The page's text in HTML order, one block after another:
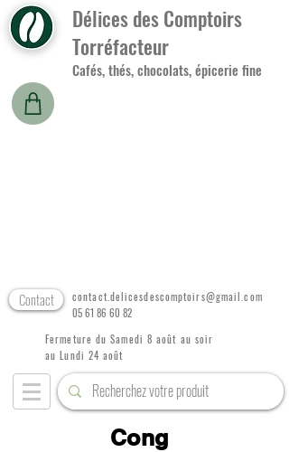
Délices des Comptoirs
Torréfacteur
Cafés, thés, chocolats, épicerie fine
Contact
contact.delicesdescomptoirs@gmail.com
05 61 86 60 82
Fermeture du Samedi 8 août au soir
au Lundi 24 août
Cong